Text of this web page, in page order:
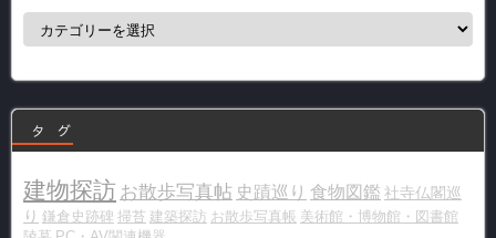
カ
ー
タ グ
建物探訪 お散歩写真帖 史蹟巡り 食物図鑑 社寺仏閣巡
り 鎌倉史跡碑 掃苔 建築探訪 お散歩写真帳 美術館・博物館・図書館